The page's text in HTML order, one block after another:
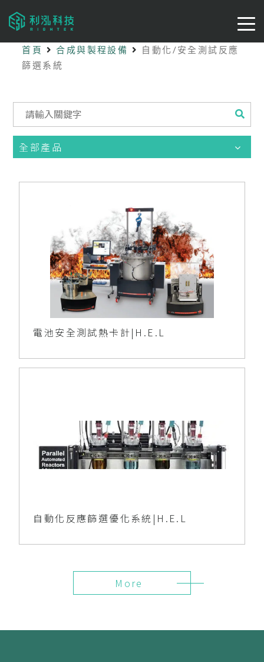
首頁 合成與製程設備
自動化/安全測試反應
篩選系統
全部產品
電池安全測試熱卡計|H.E.L
自動化反應篩選優化系統|H.E.L
More